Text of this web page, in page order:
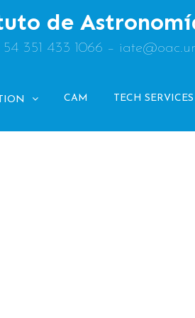
de
54 351 433 1066 –
CAM TECH SERVICES